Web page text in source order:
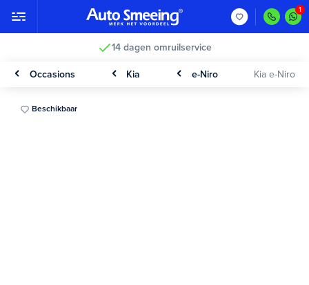
14 dagen omruilservice
Occasions Kia e-Niro Kia e-Niro
Beschikbaar